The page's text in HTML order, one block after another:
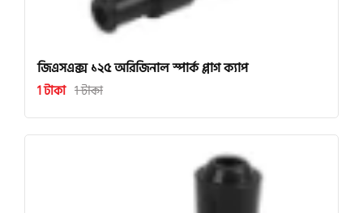
জিএসএক্স ১২৫ অরিজিনাল স্পার্ক প্লাগ ক্যাপ
1 টাকা 1 টাকা